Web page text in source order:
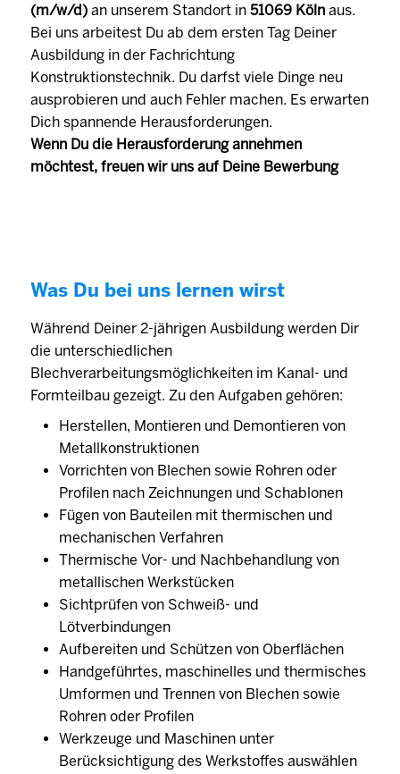
(m/w/d) an unserem Standort in 51069 Köln aus.
Bei uns arbeitest Du ab dem ersten Tag Deiner
Ausbildung in der Fachrichtung
Konstruktionstechnik. Du darfst viele Dinge neu
ausprobieren und auch Fehler machen. Es erwarten
Dich spannende Herausforderungen.
Wenn Du die Herausforderung annehmen
möchtest, freuen wir uns auf Deine Bewerbung
Was Du bei uns lernen wirst
Während Deiner 2-jährigen Ausbildung werden Dir
die unterschiedlichen
Blechverarbeitungsmöglichkeiten im Kanal- und
Formteilbau gezeigt. Zu den Aufgaben gehören:
Herstellen, Montieren und Demontieren von
Metallkonstruktionen
Vorrichten von Blechen sowie Rohren oder
Profilen nach Zeichnungen und Schablonen
Fügen von Bauteilen mit thermischen und
mechanischen Verfahren
Thermische Vor- und Nachbehandlung von
metallischen Werkstücken
Sichtprüfen von Schweiß- und
Lötverbindungen
Aufbereiten und Schützen von Oberflächen
Handgeführtes, maschinelles und thermisches
Umformen und Trennen von Blechen sowie
Rohren oder Profilen
Werkzeuge und Maschinen unter
Berücksichtigung des Werkstoffes auswählen